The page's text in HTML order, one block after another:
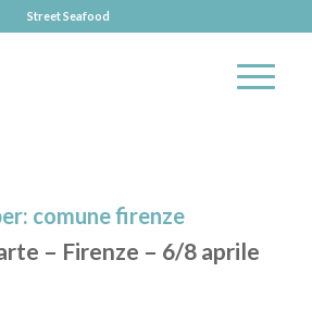
Street Seafood
comune firenze
– Firenze – 6/8 aprile